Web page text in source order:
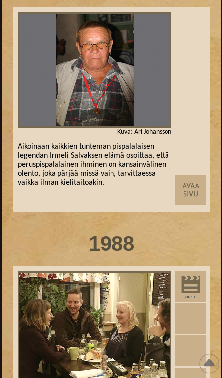
Kuva: Ari Johansson
Aikoinaan kaikkien tunteman pispalalaisen
legendan Irmeli Salvaksen elämä osoittaa, että
peruspispalalainen ihminen on kansainvälinen
olento, joka pärjää missä vain, tarvittaessa
vaikka ilman kielitaitoakin.
1988